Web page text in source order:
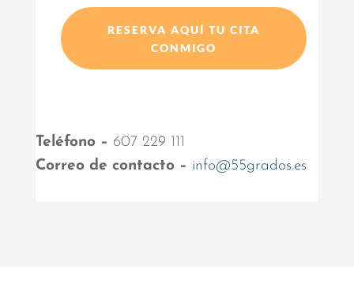
RESERVA AQUÍ TU CITA
CONMIGO
Teléfono – 607 229 111
Correo de contacto – info@55grados.es